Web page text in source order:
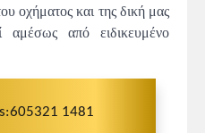
οχήματος και της δική μας
αμέσως από ειδικευμένο
1481